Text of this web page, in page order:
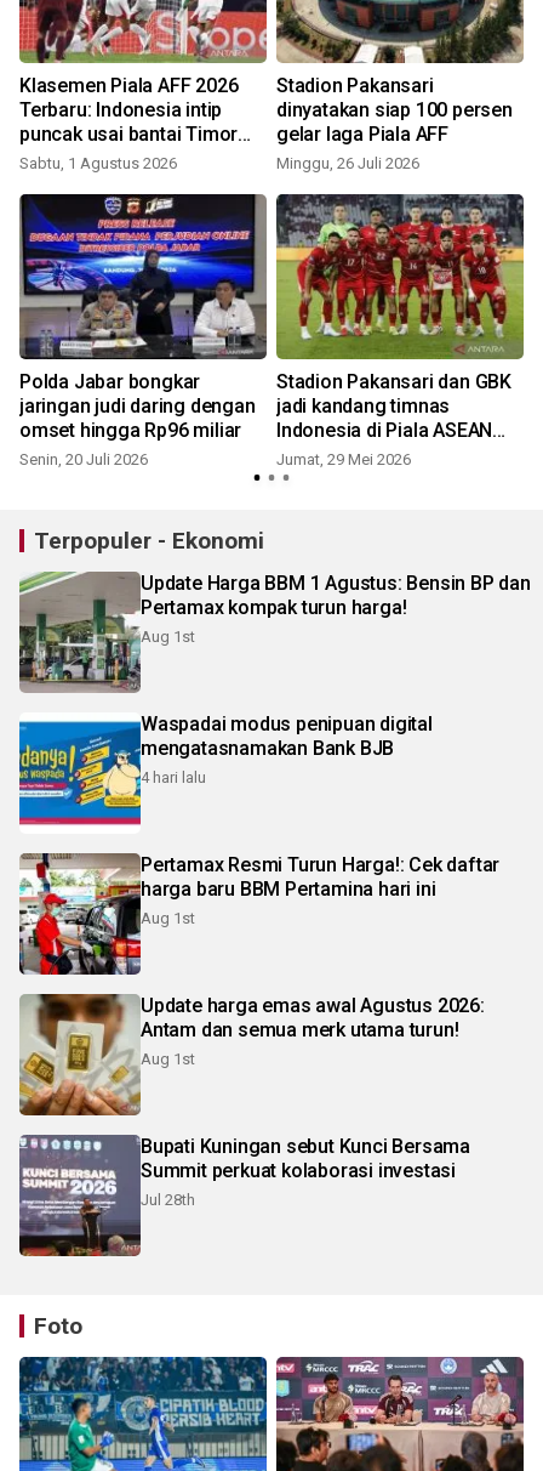
Klasemen Piala AFF 2026
Terbaru: Indonesia intip
puncak usai bantai Timor
Leste
Sabtu, 1 Agustus 2026
Stadion Pakansari
dinyatakan siap 100 persen
gelar laga Piala AFF
Minggu, 26 Juli 2026
Polda Jabar bongkar
jaringan judi daring dengan
omset hingga Rp96 miliar
Senin, 20 Juli 2026
Stadion Pakansari dan GBK
jadi kandang timnas
Indonesia di Piala ASEAN
2026
Jumat, 29 Mei 2026
Terpopuler - Ekonomi
Update Harga BBM 1 Agustus: Bensin BP dan
Pertamax kompak turun harga!
Aug 1st
Waspadai modus penipuan digital
mengatasnamakan Bank BJB
4 hari lalu
Pertamax Resmi Turun Harga!: Cek daftar
harga baru BBM Pertamina hari ini
Aug 1st
Update harga emas awal Agustus 2026:
Antam dan semua merk utama turun!
Aug 1st
Bupati Kuningan sebut Kunci Bersama
Summit perkuat kolaborasi investasi
Jul 28th
Foto